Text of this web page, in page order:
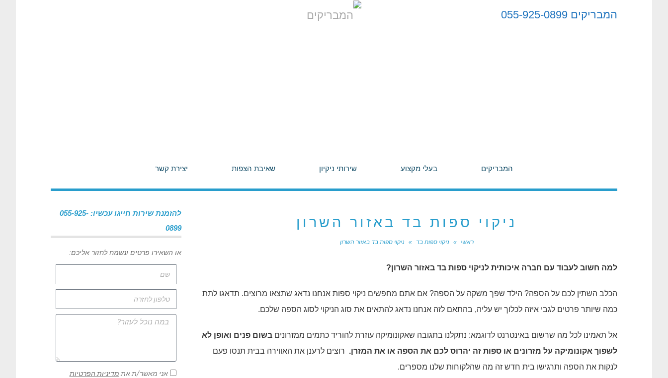
המבריקים 055-925-0899
המבריקים בעלי מקצוע שירותי ניקיון שאיבת הצפות יצירת קשר
ניקוי ספות בד באזור השרון
ראשי » ניקוי ספות בד » ניקוי ספות בד באזור השרון
למה חשוב לעבוד עם חברה איכותית לניקוי ספות בד באזור השרון?
הכלב השתין לכם על הספה? הילד שפך משקה על הספה? אם אתם מחפשים ניקוי ספות אנחנו נדאג שתצאו מרוצים. תדאגו לתת
כמה שיותר פרטים לגבי איזה לכלוך יש עליה, בהתאם לזה אנחנו נדאג להתאים את סוג הניקוי לסוג הספה שלכם.
אל תאמינו לכל מה שרשום באינטרנט לדוגמא: נתקלנו בתגובה שאקונומיקה עוזרת להוריד כתמים ממזרונים בשום פנים ואופן לא
לשפוך אקונומיקה על מזרונים או ספות זה יהרוס לכם את הספה או את המזרן. רוצים לרענן את האווירה בבית תנסו פעם
לנקות את הספה ותרגישו בית חדש זה מה שהלקוחות שלנו מספרים.
להזמנת שירות חייגו עכשיו: 055-925-
0899
או השאירו פרטים ונשמח לחזור אליכם:
אני מאשר/ת את מדיניות הפרטיות